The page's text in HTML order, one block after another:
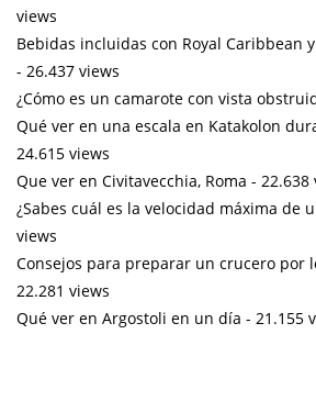
views
Bebidas incluidas con Royal Caribbean
- 26.437 views
¿Cómo es un camarote con vista
Qué ver en una escala en Katakolon
24.615 views
Que ver en Civitavecchia, Roma - 22.638
¿Sabes cuál es la velocidad máxima de
views
Consejos para preparar un crucero por
22.281 views
Qué ver en Argostoli en un día - 21.155